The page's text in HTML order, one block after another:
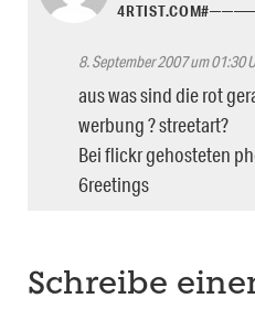
8. September 2007 um 01:30
aus was sind die rot
werbung ? streetart?
Bei flickr gehosteten
6reetings
Schreibe